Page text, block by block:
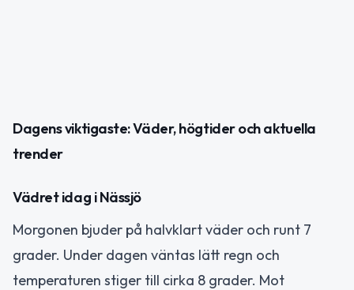
Dagens viktigaste: Väder, högtider och aktuella
trender
Vädret idag i Nässjö
Morgonen bjuder på halvklart väder och runt 7
grader. Under dagen väntas lätt regn och
temperaturen stiger till cirka 8 grader. Mot